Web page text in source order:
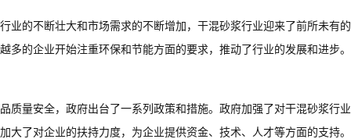
业的不断壮大和市场需求的不断增加，干混砂浆行业迎来了前所未有
的企业开始注重环保和节能方面的要求，推动了行业的发展和进步。
质量安全，政府出台了一系列政策和措施。政府加强了对干混砂浆行
了对企业的扶持力度，为企业提供资金、技术、人才等方面的支持。